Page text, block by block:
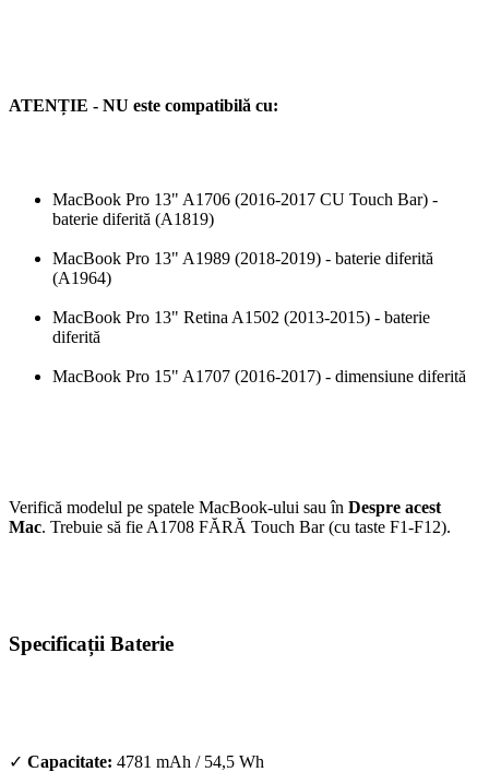
ATENȚIE - NU este compatibilă cu:
MacBook Pro 13" A1706 (2016-2017 CU Touch Bar) -
baterie diferită (A1819)
MacBook Pro 13" A1989 (2018-2019) - baterie diferită
(A1964)
MacBook Pro 13" Retina A1502 (2013-2015) - baterie
diferită
MacBook Pro 15" A1707 (2016-2017) - dimensiune diferită
Verifică modelul pe spatele MacBook-ului sau în Despre acest
Mac. Trebuie să fie A1708 FĂRĂ Touch Bar (cu taste F1-F12).
Specificații Baterie
✓ Capacitate: 4781 mAh / 54,5 Wh